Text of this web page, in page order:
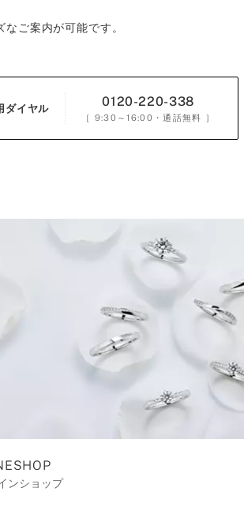
ご案内が可能です。
ダイヤル 0120-220-338
［ 9:30～16:00 ・通話無料 ］
ンショップ